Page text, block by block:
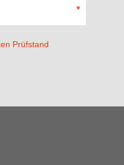
Prüfstand